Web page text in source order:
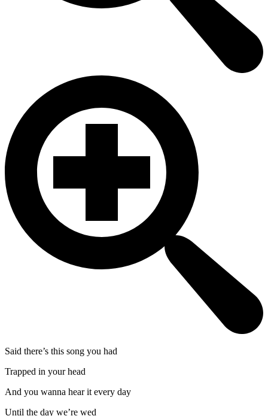
Said there’s this song you had
Trapped in your head
And you wanna hear it every day
Until the day we’re wed